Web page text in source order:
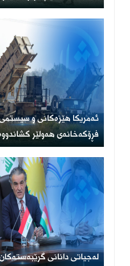
ئەمریكا هێزەكانی و
فڕۆكەخانەی هەولێر
لەجیاتی دانانی